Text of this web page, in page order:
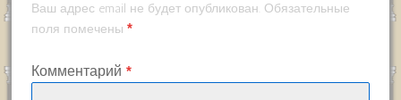
Ваш адрес email не будет опубликован. Обязательные
поля помечены *
Комментарий *